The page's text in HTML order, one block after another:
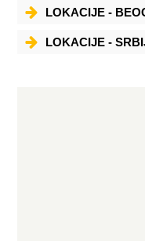
VEŠALICA SVINjSKA ŠNICLA
ćevapa, 4 uštipka, 4 bataka,
salata) LESKOVAČKI VOZ (1
uštipka, vešalica, 5 ćevapa)
LOKACIJE -
LOKACIJE -